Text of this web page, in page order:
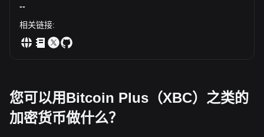
--
相关链接:
您可以用Bitcoin Plus（XBC）之类的
加密货币做什么？